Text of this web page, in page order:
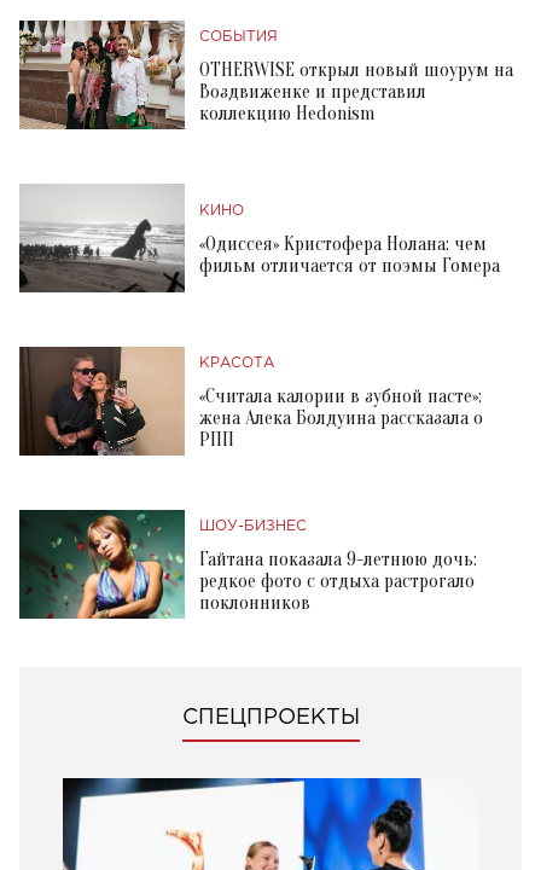
СОБЫТИЯ
OTHERWISE открыл новый шоурум на
Воздвиженке и представил
коллекцию Hedonism
КИНО
«Одиссея» Кристофера Нолана: чем
фильм отличается от поэмы Гомера
КРАСОТА
«Считала калории в зубной пасте»:
жена Алека Болдуина рассказала о
РПП
ШОУ-БИЗНЕС
Гайтана показала 9-летнюю дочь:
редкое фото с отдыха растрогало
поклонников
СПЕЦПРОЕКТЫ